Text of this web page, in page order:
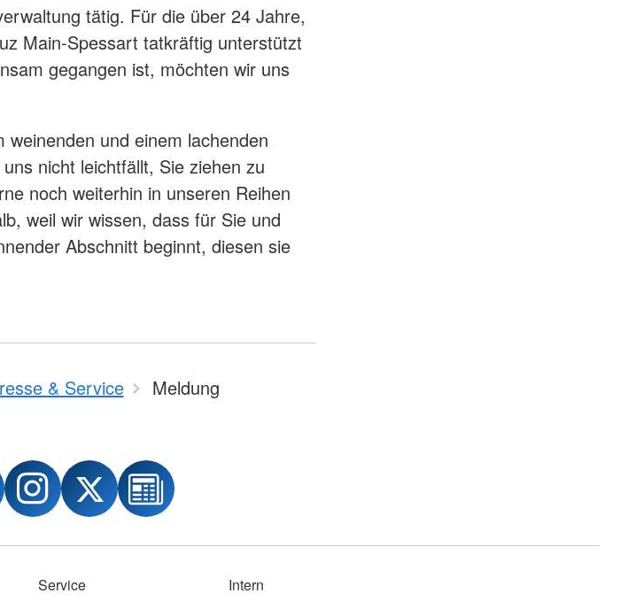
tätig. Für die über 24 Jahre,
Main-Spessart tatkräftig unterstützt
gegangen ist, möchten wir uns
und einem lachenden
nicht leichtfällt, Sie ziehen zu
noch weiterhin in unseren Reihen
weil wir wissen, dass für Sie und
Abschnitt beginnt, diesen sie
& Service Meldung
Service Intern